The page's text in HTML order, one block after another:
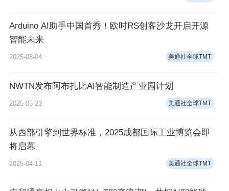
Arduino AI助手中国首秀！欧时RS创客沙龙开启开源
智能未来
2025-08-04 美通社全球TMT
NWTN发布阿布扎比AI智能制造产业园计划
2025-05-23 美通社全球TMT
从西部引擎到世界标准，2025成都国际工业博览会即
将启幕
2025-04-11 美通社全球TMT